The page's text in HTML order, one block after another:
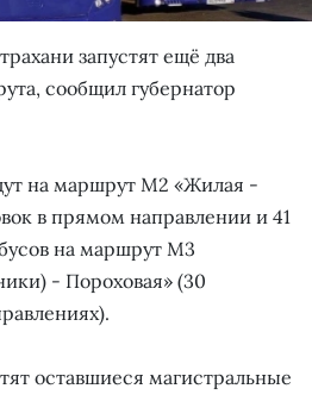
запустят ещё два
сообщил губернатор
на маршрут М2 «Жилая -
в прямом направлении и 41
на маршрут М3
- Пороховая» (30
оставшиеся магистральные